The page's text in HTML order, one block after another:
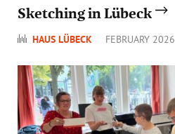
Sketching in Lübeck
HAUS LÜBECK FEBRUARY 2026